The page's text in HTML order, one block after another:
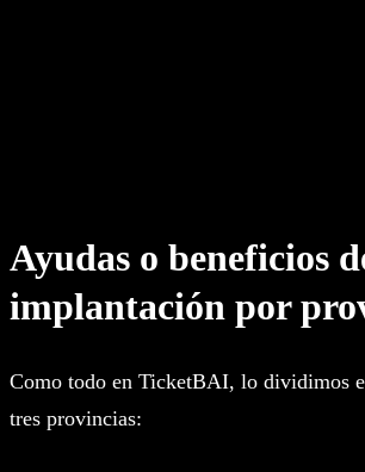
Ayudas o beneficios
implantación por
Como todo en TicketBAI, lo dividimos
tres provincias: